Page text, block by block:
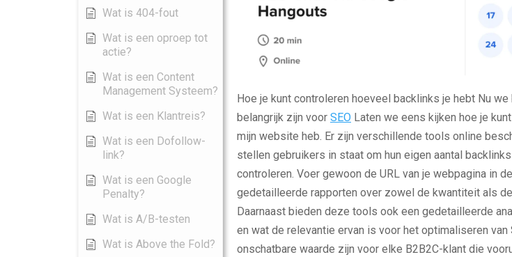
Wat is 404-fout
Wat is een oproep tot
actie?
Wat is een Content
Management Systeem?
Wat is een Klantreis?
Wat is een Dofollow-
link?
Wat is een Google
Penalty?
Wat is A/B-testen
Wat is Above the Fold?
Hoe je kunt controleren hoeveel backlinks je hebt Nu
belangrijk zijn voor SEO Laten we eens kijken hoe je
mijn website heb. Er zijn verschillende tools online
stellen gebruikers in staat om hun eigen aantal
controleren. Voer gewoon de URL van je webpagina in
gedetailleerde rapporten over zowel de kwantiteit als
Daarnaast bieden deze tools ook een gedetailleerde
en wat de relevantie ervan is voor het optimaliseren van
onschatbare waarde zijn voor elke B2B2C-klant die